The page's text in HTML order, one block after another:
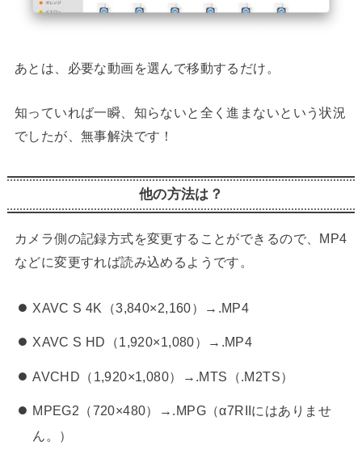
あとは、必要な動画を選んで移動するだけ。
知っていれば一瞬、知らないと全く進まないという状況
でしたが、無事解決です！
他の方法は？
カメラ側の記録方式を変更することができるので、MP4
などに変更すれば読み込めるようです。
XAVC S 4K（3,840×2,160）→.MP4
XAVC S HD（1,920×1,080）→.MP4
AVCHD（1,920×1,080）→.MTS（.M2TS）
MPEG2（720×480）→.MPG（α7RIIにはありませ
ん。）